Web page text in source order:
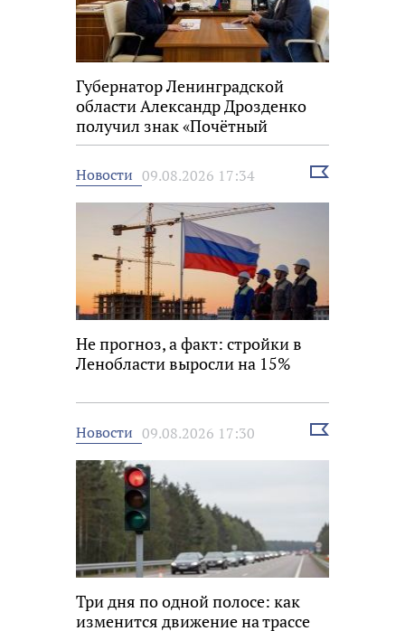
Губернатор Ленинградской
области Александр Дрозденко
получил знак «Почётный
строитель России»
Новости 09.08.2026 17:34
Выбрать
Не прогноз, а факт: стройки в
Ленобласти выросли на 15%
Новости 09.08.2026 17:30
Выбрать
Три дня по одной полосе: как
изменится движение на трассе